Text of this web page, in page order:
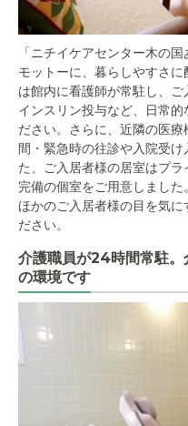
「ニチイケアセンター木の
モットーに、暮らしやすさ
は館内に看護師が常駐し、
インスリン投与など、日常
ださい。さらに、近隣の医
間・緊急時の往診や入院受
た、ご入居者様の居室はプ
完備の個室をご用意しました
ほかのご入居者様の目を気に
ださい。
介護職員が24時間常駐。
の環境です